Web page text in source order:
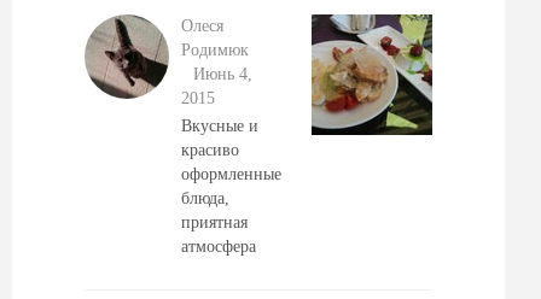
Олеся
Родимюк
Июнь 4,
2015
Вкусные и
красиво
оформленные
блюда,
приятная
атмосфера